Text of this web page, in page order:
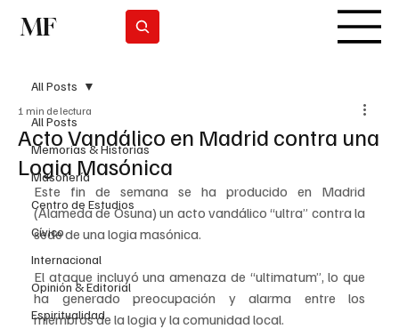
MF
All Posts
Memorias & Historias
Masonería
Centro de Estudios
Cívico
Internacional
Opinión & Editorial
Espiritualidad
All Posts
Acto Vandálico en Madrid contra una
Logia Masónica
1 min de lectura
Este fin de semana se ha producido en Madrid
(Alameda de Osuna) un acto vandálico “ultra” contra la
sede de una logia masónica.
El ataque incluyó una amenaza de “ultimatum”, lo que
ha generado preocupación y alarma entre los
miembros de la logia y la comunidad local.